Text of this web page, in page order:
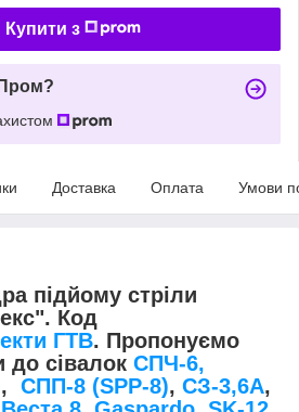
Купити з
Доставка Оплата Умови
підйому стріли
Код
ГТВ. Пропонуємо
до сівалок СПЧ-6,
, СПП-8 (SPP-8), СЗ-3,6А,